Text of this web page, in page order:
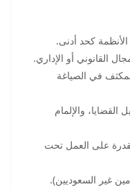
كحد أدنى.
في الصياغة
القضايا، والإلمام
على العمل تحت
غير السعوديين).